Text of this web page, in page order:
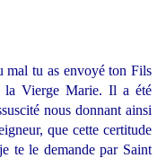
mal tu as envoyé ton Fils
la Vierge Marie. Il a été
nous donnant ainsi
que cette certitude
te le demande par Saint